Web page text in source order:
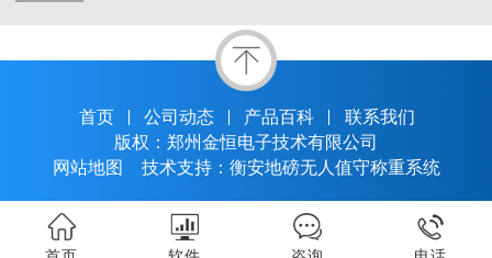
首页 公司动态 产品百科
联系我们
版权：郑州金恒电子技术有限公司
网站地图
技术支持：衡安地磅无人值守称重系统